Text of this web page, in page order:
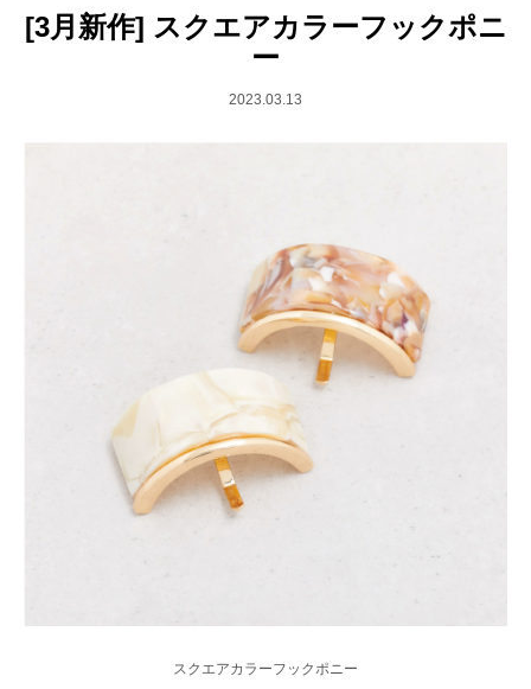
[3月新作] スクエアカラーフックポニ
ー
2023.03.13
スクエアカラーフックポニー